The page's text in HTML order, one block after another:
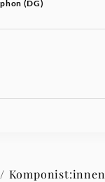
(DG)
Komponist:innen